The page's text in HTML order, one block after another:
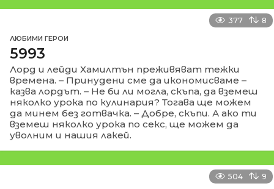
377 8
ЛЮБИМИ ГЕРОИ
5993
Лорд и лейди Хамилтън преживяват тежки
времена. – Принудени сме да икономисваме –
казва лордът. – Не би ли могла, скъпа, да вземеш
няколко урока по кулинария? Тогава ще можем
да минем без готвачка. – Добре, скъпи. А ако ти
вземеш няколко урока по секс, ще можем да
уволним и нашия лакей.
504 9